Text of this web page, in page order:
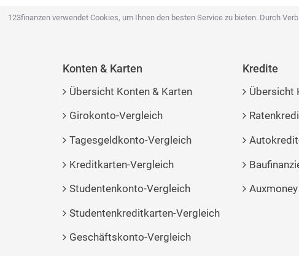
123finanzen verwendet Cookies, um Ihnen den besten Service zu bieten. Durch
Konten & Karten
Übersicht Konten & Karten
Girokonto-Vergleich
Tagesgeldkonto-Vergleich
Kreditkarten-Vergleich
Studentenkonto-Vergleich
Studentenkreditkarten-Vergleich
Geschäftskonto-Vergleich
Kredite
Übersicht